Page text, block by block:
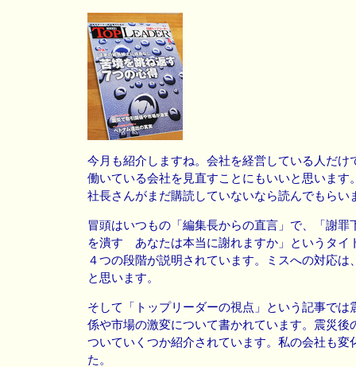
今月も紹介しますね。会社を経営している人だけ
働いている会社を見直すことにもいいと思います
社長さんがまだ購読していないなら読んでもらい
冒頭はいつもの「編集長からの直言」で、「謝罪
を潰す あなたは本当に謝れますか」というタイ
４つの段階が説明されています。ミスへの対応は
と思います。
そして「トップリーダーの視点」という記事では
係や市場の激変について書かれています。震災後
ついていくつか紹介されています。私の会社も変
た。